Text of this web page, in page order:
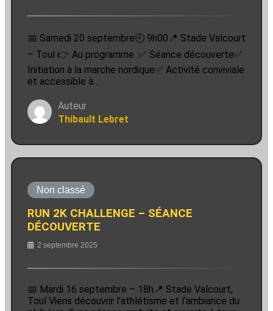
📅 Samedi 20 septembre🕘 9h00📍 Stade Valcourt
– Toul 👉 Au programme :✅ Séance découverte✅
Initiation à la marche nordique✅ Activité conviviale
et accessible à…
Auteur
Thibault Lebret
Non classé
RUN 2K CHALLENGE – SÉANCE
DÉCOUVERTE
2 septembre 2025
📅 Mardi 16 septembre – 18h📍 Stade Valcourt,
Toul Viens découvrir l’athlétisme et l’ambiance du